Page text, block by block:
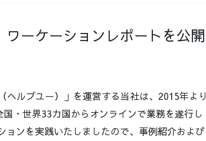
ーケーションレポートを公開
ルプユー）」を運営する当社は、2015年より
・世界33カ国からオンラインで業務を遂行し
ンを実践いたしましたので、事例紹介および